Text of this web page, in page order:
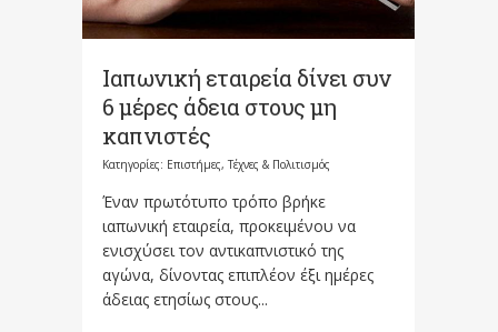
Ιαπωνική εταιρεία δίνει συν
6 μέρες άδεια στους μη
καπνιστές
Κατηγορίες: Επιστήμες, Τέχνες & Πολιτισμός
Έναν πρωτότυπο τρόπο βρήκε
ιαπωνική εταιρεία, προκειμένου να
ενισχύσει τον αντικαπνιστικό της
αγώνα, δίνοντας επιπλέον έξι ημέρες
άδειας ετησίως στους...